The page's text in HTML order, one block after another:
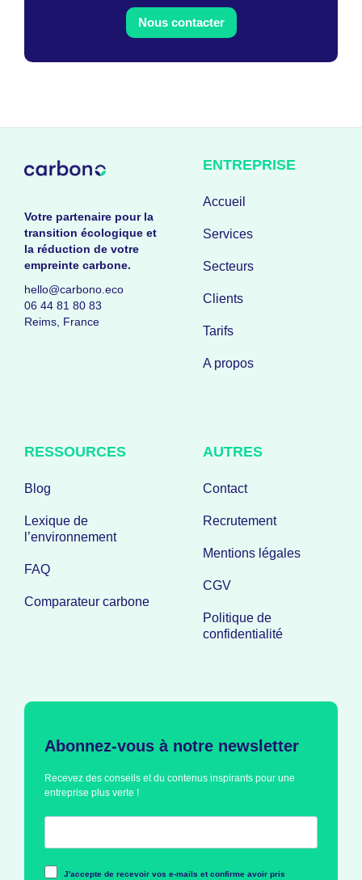
Nous contacter
Votre partenaire pour la
transition écologique et
la réduction de votre
empreinte carbone.
hello@carbono.eco
06 44 81 80 83
Reims, France
ENTREPRISE
Accueil
Services
Secteurs
Clients
Tarifs
A propos
RESSOURCES
Blog
Lexique de
l’environnement
FAQ
Comparateur carbone
AUTRES
Contact
Recrutement
Mentions légales
CGV
Politique de
confidentialité
Abonnez-vous à notre newsletter
Recevez des conseils et du contenus inspirants pour une
entreprise plus verte !
J'accepte de recevoir vos e-mails et confirme avoir pris